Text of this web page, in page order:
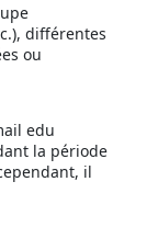
différentes
ou
edu
la période
il